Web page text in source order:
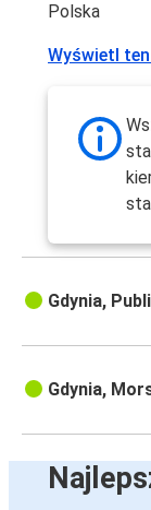
Polska
Wyświetl
Gdynia,
Gdynia,